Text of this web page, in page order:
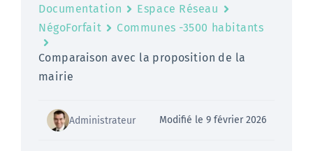
Documentation
Espace Réseau
NégoForfait
Communes -3500 habitants
Comparaison avec la proposition de la
mairie
Administrateur Modifié le 9 février 2026